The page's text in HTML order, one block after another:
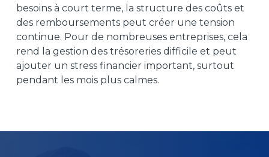
besoins à court terme, la structure des coûts et
des remboursements peut créer une tension
continue. Pour de nombreuses entreprises, cela
rend la gestion des trésoreries difficile et peut
ajouter un stress financier important, surtout
pendant les mois plus calmes.